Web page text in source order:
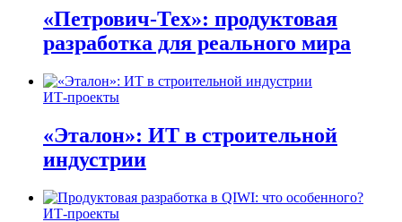
«Петрович-Тех»: продуктовая
разработка для реального мира
ИТ-проекты
«Эталон»: ИТ в строительной
индустрии
ИТ-проекты